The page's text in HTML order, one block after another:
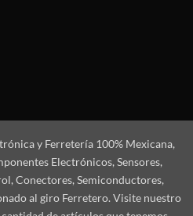
y Ferretería 100% Mexicana,
Electrónicos, Sensores,
Conectores, Semiconductores,
al giro Ferretero. Visite nuestro